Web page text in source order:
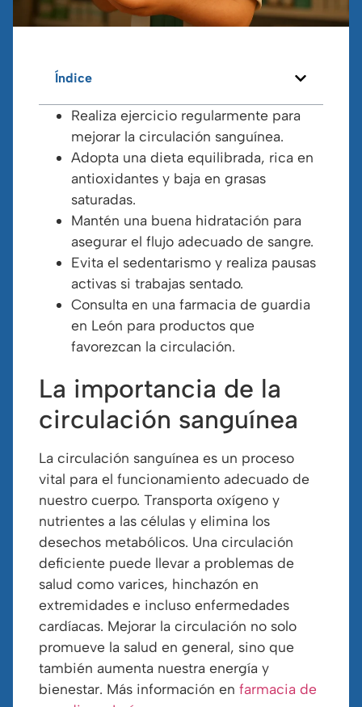
Índice
Realiza ejercicio regularmente para
mejorar la circulación sanguínea.
Adopta una dieta equilibrada, rica en
antioxidantes y baja en grasas
saturadas.
Mantén una buena hidratación para
asegurar el flujo adecuado de sangre.
Evita el sedentarismo y realiza pausas
activas si trabajas sentado.
Consulta en una farmacia de guardia
en León para productos que
favorezcan la circulación.
La importancia de la
circulación sanguínea
La circulación sanguínea es un proceso
vital para el funcionamiento adecuado de
nuestro cuerpo. Transporta oxígeno y
nutrientes a las células y elimina los
desechos metabólicos. Una circulación
deficiente puede llevar a problemas de
salud como varices, hinchazón en
extremidades e incluso enfermedades
cardíacas. Mejorar la circulación no solo
promueve la salud en general, sino que
también aumenta nuestra energía y
bienestar. Más información en farmacia de